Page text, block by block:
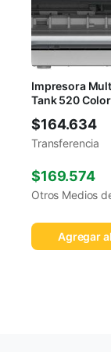
Impresora
Tank 520 Color
$164.634
Transferencia
$169.574
Otros Medios
Agregar